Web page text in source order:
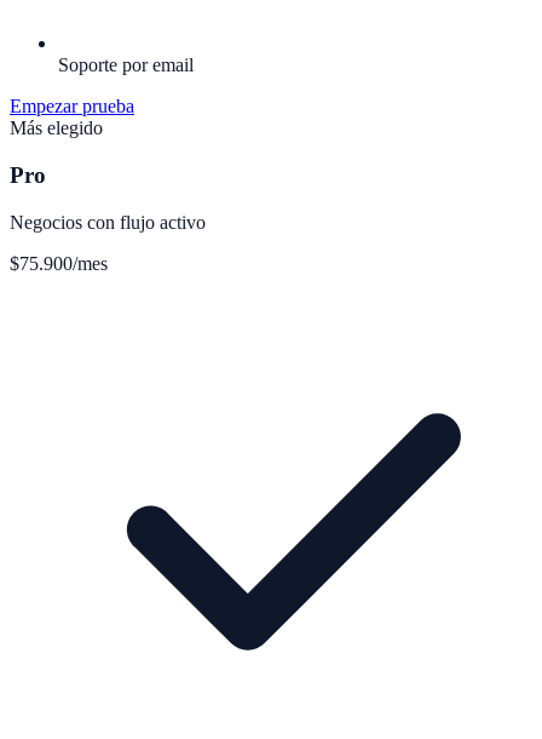
Soporte por email
Empezar prueba
Más elegido
Pro
Negocios con flujo activo
$75.900/mes